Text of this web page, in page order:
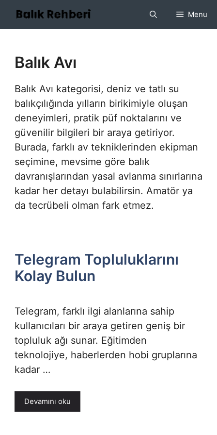
İçeriğe
Menu
Balık Avı
Balık Avı kategorisi, deniz ve tatlı su
balıkçılığında yılların birikimiyle oluşan
deneyimleri, pratik püf noktalarını ve
güvenilir bilgileri bir araya getiriyor.
Burada, farklı av tekniklerinden ekipman
seçimine, mevsime göre balık
davranışlarından yasal avlanma sınırlarına
kadar her detayı bulabilirsin. Amatör ya
da tecrübeli olman fark etmez.
Telegram Topluluklarını
Kolay Bulun
Telegram, farklı ilgi alanlarına sahip
kullanıcıları bir araya getiren geniş bir
topluluk ağı sunar. Eğitimden
teknolojiye, haberlerden hobi gruplarına
kadar …
Devamını oku